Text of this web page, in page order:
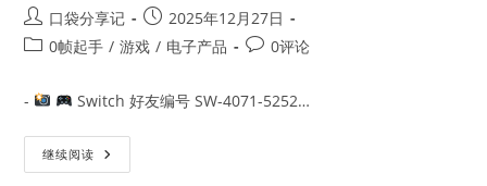
Post
author:
口袋分享记
Post
published:
2025年12月27日
Post0帧起手 / 游戏 / 电子产品
Post0评论
- Switch 好友编号 SW-4071-5252…
继续阅读 我
的